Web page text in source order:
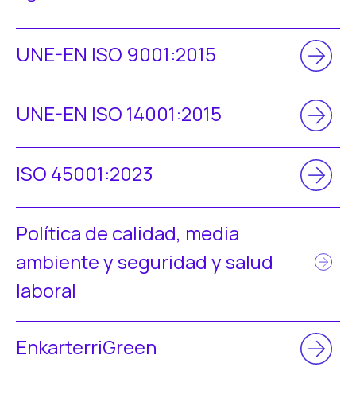
UNE-EN ISO 9001:2015
UNE-EN ISO 14001:2015
ISO 45001:2023
Política de calidad, media
ambiente y seguridad y salud
laboral
EnkarterriGreen